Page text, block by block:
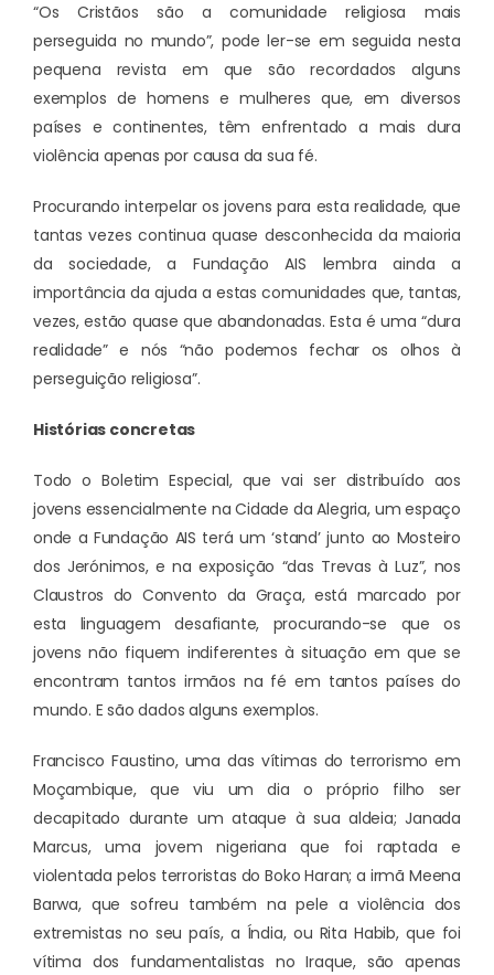
“Os Cristãos são a comunidade religiosa mais
perseguida no mundo”, pode ler-se em seguida nesta
pequena revista em que são recordados alguns
exemplos de homens e mulheres que, em diversos
países e continentes, têm enfrentado a mais dura
violência apenas por causa da sua fé.
Procurando interpelar os jovens para esta realidade, que
tantas vezes continua quase desconhecida da maioria
da sociedade, a Fundação AIS lembra ainda a
importância da ajuda a estas comunidades que, tantas,
vezes, estão quase que abandonadas. Esta é uma “dura
realidade” e nós “não podemos fechar os olhos à
perseguição religiosa”.
Histórias concretas
Todo o Boletim Especial, que vai ser distribuído aos
jovens essencialmente na Cidade da Alegria, um espaço
onde a Fundação AIS terá um ‘stand’ junto ao Mosteiro
dos Jerónimos, e na exposição “das Trevas à Luz”, nos
Claustros do Convento da Graça, está marcado por
esta linguagem desafiante, procurando-se que os
jovens não fiquem indiferentes à situação em que se
encontram tantos irmãos na fé em tantos países do
mundo. E são dados alguns exemplos.
Francisco Faustino, uma das vítimas do terrorismo em
Moçambique, que viu um dia o próprio filho ser
decapitado durante um ataque à sua aldeia; Janada
Marcus, uma jovem nigeriana que foi raptada e
violentada pelos terroristas do Boko Haran; a irmã Meena
Barwa, que sofreu também na pele a violência dos
extremistas no seu país, a Índia, ou Rita Habib, que foi
vítima dos fundamentalistas no Iraque, são apenas